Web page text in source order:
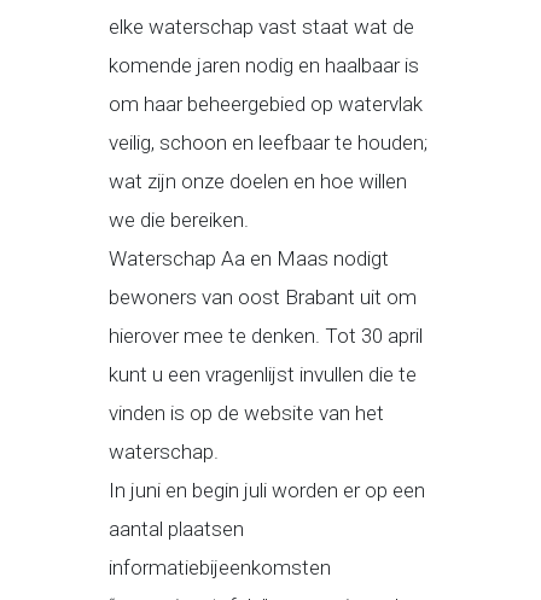
elke waterschap vast staat wat de
komende jaren nodig en haalbaar is
om haar beheergebied op watervlak
veilig, schoon en leefbaar te houden;
wat zijn onze doelen en hoe willen
we die bereiken.
Waterschap Aa en Maas nodigt
bewoners van oost Brabant uit om
hierover mee te denken. Tot 30 april
kunt u een vragenlijst invullen die te
vinden is op de website van het
waterschap.
In juni en begin juli worden er op een
aantal plaatsen
informatiebijeenkomsten